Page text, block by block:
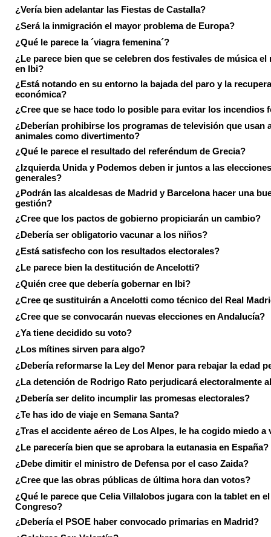
¿Vería bien adelantar las Fiestas de Castalla?
¿Será la inmigración el mayor problema de Europa?
¿Qué le parece la ´viagra femenina´?
¿Le parece bien que se celebren dos festivales de música el
en Ibi?
¿Está notando en su entorno la bajada del paro y la
económica?
¿Cree que se hace todo lo posible para evitar los incendios
¿Deberían prohibirse los programas de televisión que usan
animales como divertimento?
¿Qué le parece el resultado del referéndum de Grecia?
¿Izquierda Unida y Podemos deben ir juntos a las elecciones
generales?
¿Podrán las alcaldesas de Madrid y Barcelona hacer una
gestión?
¿Cree que los pactos de gobierno propiciarán un cambio?
¿Debería ser obligatorio vacunar a los niños?
¿Está satisfecho con los resultados electorales?
¿Le parece bien la destitución de Ancelotti?
¿Quién cree que debería gobernar en Ibi?
¿Cree qe sustituirán a Ancelotti como técnico del Real
¿Cree que se convocarán nuevas elecciones en Andalucía?
¿Ya tiene decidido su voto?
¿Los mítines sirven para algo?
¿Debería reformarse la Ley del Menor para rebajar la edad
¿La detención de Rodrigo Rato perjudicará electoralmente
¿Debería ser delito incumplir las promesas electorales?
¿Te has ido de viaje en Semana Santa?
¿Tras el accidente aéreo de Los Alpes, le ha cogido miedo a
¿Le parecería bien que se aprobara la eutanasia en España?
¿Debe dimitir el ministro de Defensa por el caso Zaida?
¿Cree que las obras públicas de última hora dan votos?
¿Qué le parece que Celia Villalobos jugara con la tablet en el
Congreso?
¿Debería el PSOE haber convocado primarias en Madrid?